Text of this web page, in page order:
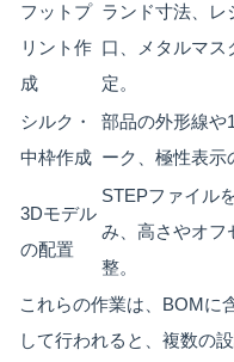
フットプ
リント作
成
ランド寸法、レ
口、メタルマス
定。
シルク・
中枠作成
部品の外形線や
ーク、極性表示
3Dモデル
の配置
STEPファイル
み、高さやオフ
整。
これらの作業は、BOMに
して行われると、複数の